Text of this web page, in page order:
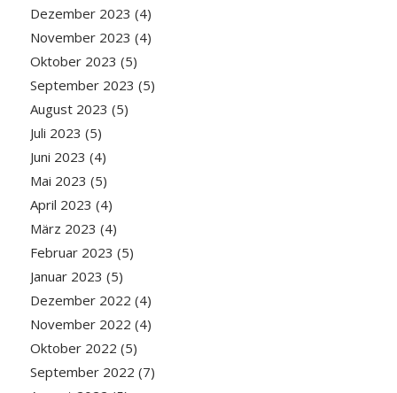
Dezember 2023 (4)
November 2023 (4)
Oktober 2023 (5)
September 2023 (5)
August 2023 (5)
Juli 2023 (5)
Juni 2023 (4)
Mai 2023 (5)
April 2023 (4)
März 2023 (4)
Februar 2023 (5)
Januar 2023 (5)
Dezember 2022 (4)
November 2022 (4)
Oktober 2022 (5)
September 2022 (7)